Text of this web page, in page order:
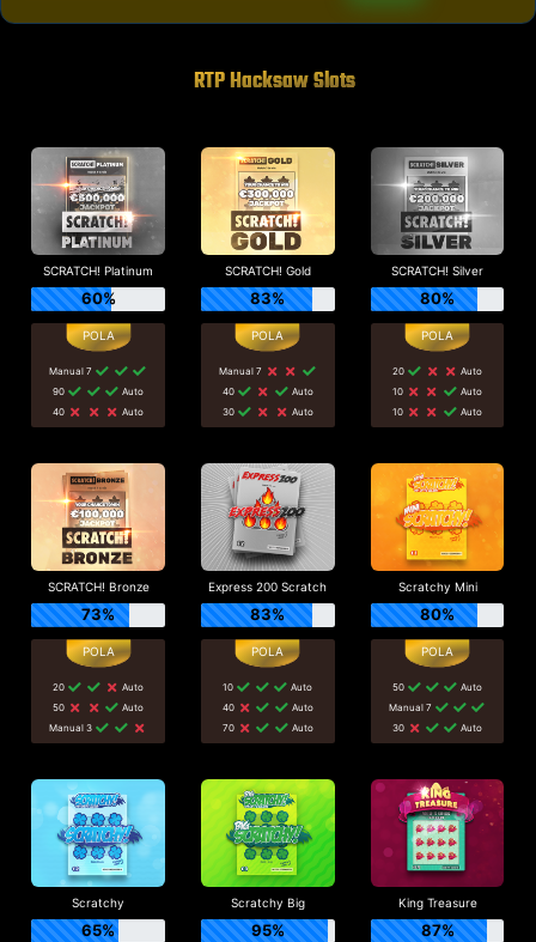
RTP Hacksaw Slots
SCRATCH! Platinum
60%
Manual 7
90
Auto
40
Auto
SCRATCH! Gold
83%
Manual 7
40
Auto
30
Auto
SCRATCH! Silver
80%
20
Auto
10
Auto
10
Auto
SCRATCH! Bronze
73%
20
Auto
50
Auto
Manual 3
Express 200 Scratch
83%
10
Auto
40
Auto
70
Auto
Scratchy Mini
80%
50
Auto
Manual 7
30
Auto
Scratchy
65%
Scratchy Big
95%
King Treasure
87%